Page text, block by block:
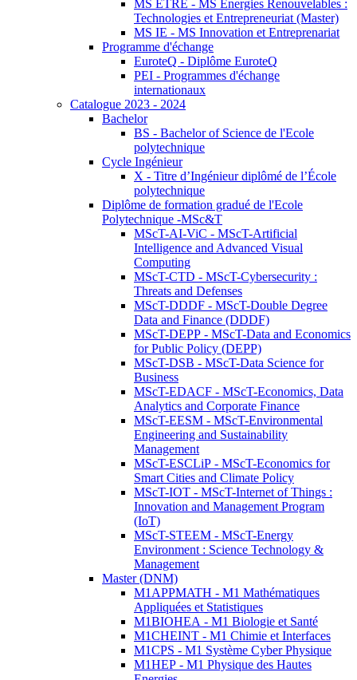
MS ETRE - MS Energies Renouvelables :
Technologies et Entrepreneuriat (Master)
MS IE - MS Innovation et Entreprenariat
Programme d'échange
EuroteQ - Diplôme EuroteQ
PEI - Programmes d'échange
internationaux
Catalogue 2023 - 2024
Bachelor
BS - Bachelor of Science de l'Ecole
polytechnique
Cycle Ingénieur
X - Titre d’Ingénieur diplômé de l’École
polytechnique
Diplôme de formation gradué de l'Ecole
Polytechnique -MSc&T
MScT-AI-ViC - MScT-Artificial
Intelligence and Advanced Visual
Computing
MScT-CTD - MScT-Cybersecurity :
Threats and Defenses
MScT-DDDF - MScT-Double Degree
Data and Finance (DDDF)
MScT-DEPP - MScT-Data and Economics
for Public Policy (DEPP)
MScT-DSB - MScT-Data Science for
Business
MScT-EDACF - MScT-Economics, Data
Analytics and Corporate Finance
MScT-EESM - MScT-Environmental
Engineering and Sustainability
Management
MScT-ESCLiP - MScT-Economics for
Smart Cities and Climate Policy
MScT-IOT - MScT-Internet of Things :
Innovation and Management Program
(IoT)
MScT-STEEM - MScT-Energy
Environment : Science Technology &
Management
Master (DNM)
M1APPMATH - M1 Mathématiques
Appliquées et Statistiques
M1BIOHEA - M1 Biologie et Santé
M1CHEINT - M1 Chimie et Interfaces
M1CPS - M1 Système Cyber Physique
M1HEP - M1 Physique des Hautes